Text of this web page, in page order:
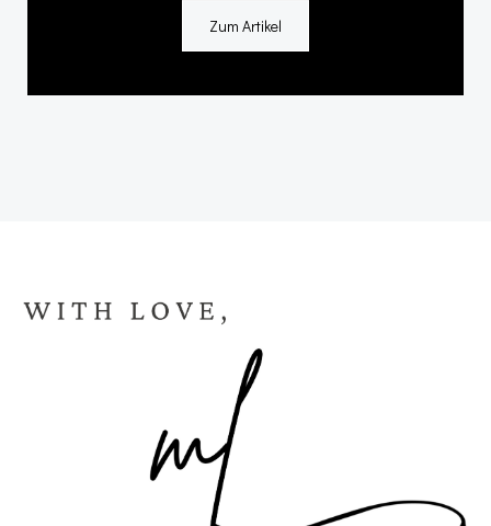
Zum Artikel